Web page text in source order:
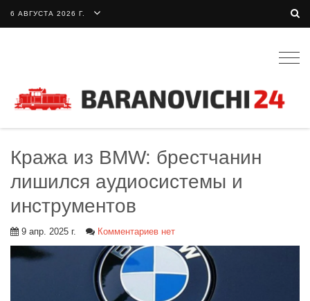
6 АВГУСТА 2026 Г.
Кража из BMW: брестчанин
лишился аудиосистемы и
инструментов
9 апр. 2025 г. Комментариев нет